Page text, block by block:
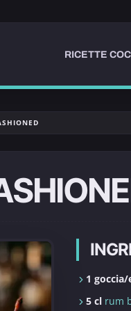
RICETTE
1
5 cl rum